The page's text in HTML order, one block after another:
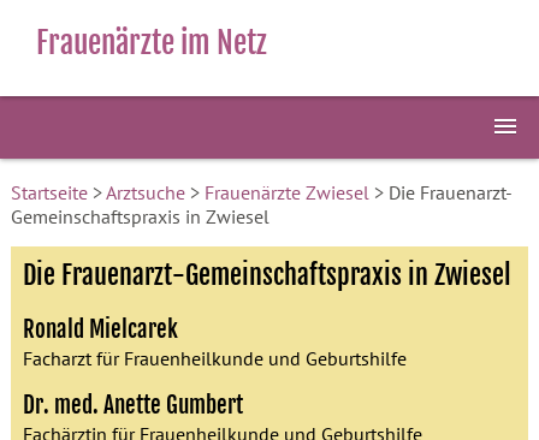
Frauenärzte im Netz
Startseite>Arztsuche> Frauenärzte Zwiesel> Die Frauenarzt-
Gemeinschaftspraxis in Zwiesel
Die Frauenarzt-Gemeinschaftspraxis in Zwiesel
Ronald Mielcarek
Facharzt für Frauenheilkunde und Geburtshilfe
Dr. med. Anette Gumbert
Fachärztin für Frauenheilkunde und Geburtshilfe